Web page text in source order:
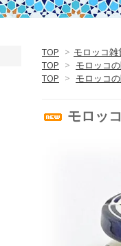
TOP > モロッコ
TOP > モロッコ
TOP > モロッコ
モロッ